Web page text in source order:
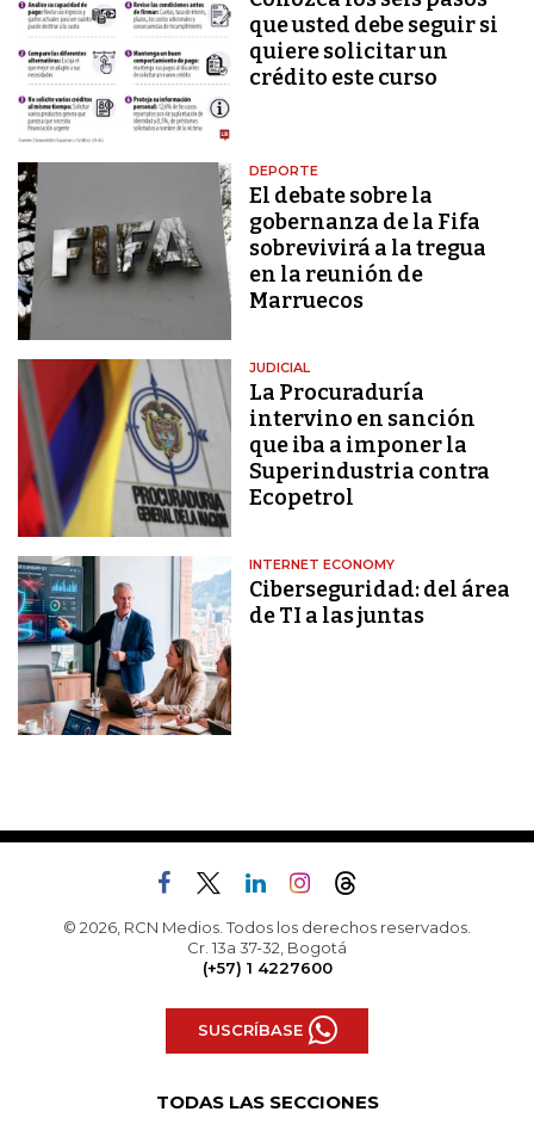
que usted debe seguir si
quiere solicitar un
crédito este curso
DEPORTE
El debate sobre la
gobernanza de la Fifa
sobrevivirá a la tregua
en la reunión de
Marruecos
JUDICIAL
La Procuraduría
intervino en sanción
que iba a imponer la
Superindustria contra
Ecopetrol
INTERNET ECONOMY
Ciberseguridad: del área
de TI a las juntas
© 2026, RCN Medios. Todos los derechos reservados.
Cr. 13a 37-32, Bogotá
(+57) 1 4227600
SUSCRÍBASE
TODAS LAS SECCIONES